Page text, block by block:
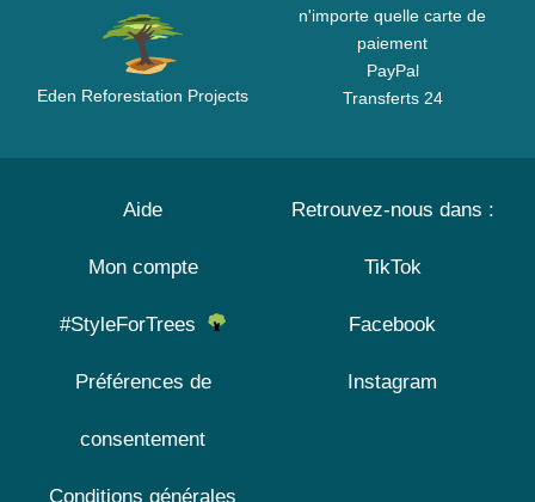
Eden Reforestation Projects
n'importe quelle carte de
paiement
PayPal
Transferts 24
Aide
Mon compte
#StyleForTrees
Préférences de
consentement
Conditions générales
Retrouvez-nous dans :
TikTok
Facebook
Instagram